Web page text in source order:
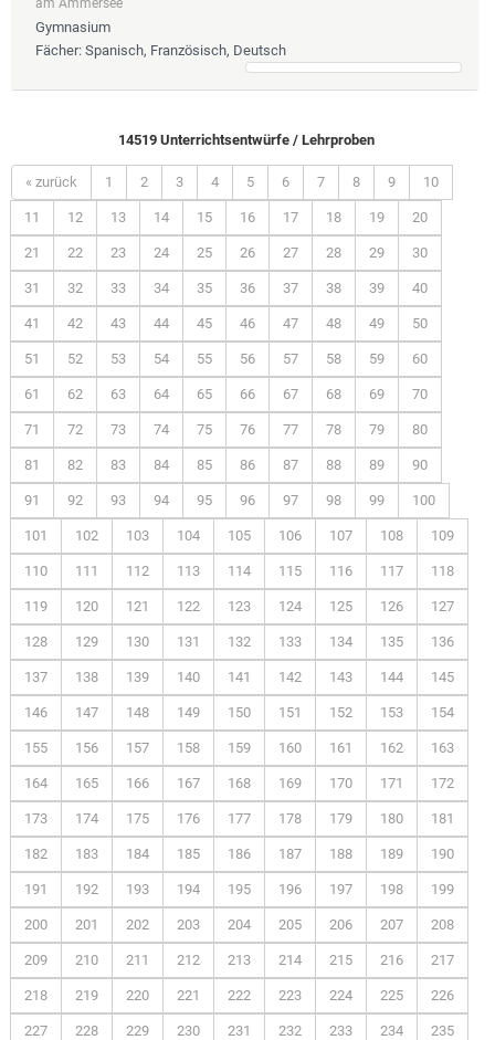
am Ammersee
Gymnasium
Fächer: Spanisch, Französisch, Deutsch
14519 Unterrichtsentwürfe / Lehrproben
« zurück 1 2 3 4 5 6 7 8 9 10
11 12 13 14 15 16 17 18 19 20
21 22 23 24 25 26 27 28 29 30
31 32 33 34 35 36 37 38 39 40
41 42 43 44 45 46 47 48 49 50
51 52 53 54 55 56 57 58 59 60
61 62 63 64 65 66 67 68 69 70
71 72 73 74 75 76 77 78 79 80
81 82 83 84 85 86 87 88 89 90
91 92 93 94 95 96 97 98 99 100
101 102 103 104 105 106 107 108 109
110 111 112 113 114 115 116 117 118
119 120 121 122 123 124 125 126 127
128 129 130 131 132 133 134 135 136
137 138 139 140 141 142 143 144 145
146 147 148 149 150 151 152 153 154
155 156 157 158 159 160 161 162 163
164 165 166 167 168 169 170 171 172
173 174 175 176 177 178 179 180 181
182 183 184 185 186 187 188 189 190
191 192 193 194 195 196 197 198 199
200 201 202 203 204 205 206 207 208
209 210 211 212 213 214 215 216 217
218 219 220 221 222 223 224 225 226
227 228 229 230 231 232 233 234 235